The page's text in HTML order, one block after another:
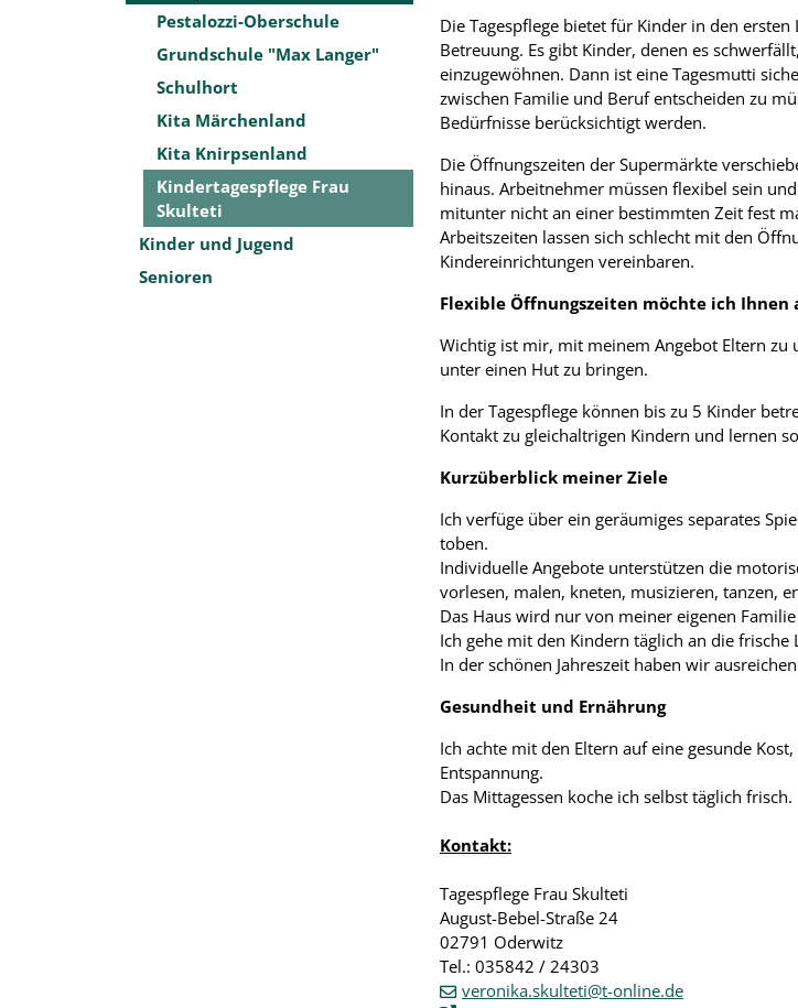
Die Tagespflege bietet für Kinder in den
Betreuung. Es gibt Kinder, denen es
einzugewöhnen. Dann ist eine Tagesmutti
zwischen Familie und Beruf entscheiden zu
Bedürfnisse berücksichtigt werden.
Die Öffnungszeiten der Supermärkte
hinaus. Arbeitnehmer müssen flexibel sein
mitunter nicht an einer bestimmten Zeit fest
Arbeitszeiten lassen sich schlecht mit den
Kindereinrichtungen vereinbaren.
Flexible Öffnungszeiten möchte ich Ihnen
Wichtig ist mir, mit meinem Angebot Eltern zu
unter einen Hut zu bringen.
In der Tagespflege können bis zu 5 Kinder
Kontakt zu gleichaltrigen Kindern und lernen
Kurzüberblick meiner Ziele
Ich verfüge über ein geräumiges separates
toben.
Individuelle Angebote unterstützen die
vorlesen, malen, kneten, musizieren, tanzen,
Das Haus wird nur von meiner eigenen
Ich gehe mit den Kindern täglich an die
In der schönen Jahreszeit haben wir
Gesundheit und Ernährung
Ich achte mit den Eltern auf eine gesunde
Entspannung.
Das Mittagessen koche ich selbst täglich frisch.
Kontakt:
Tagespflege Frau Skulteti
August-Bebel-Straße 24
02791 Oderwitz
Tel.: 035842 / 24303
veronika.skulteti@t-online.de
Pestalozzi-Oberschule
Grundschule "Max Langer"
Schulhort
Kita Märchenland
Kita Knirpsenland
Kindertagespflege Frau
Skulteti
Kinder und Jugend
Senioren